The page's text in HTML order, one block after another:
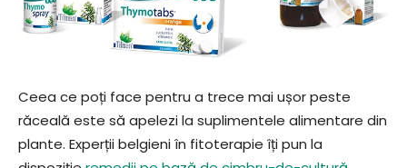
Ceea ce poți face pentru a trece mai ușor peste
răceală este să apelezi la suplimentele alimentare din
plante. Experții belgieni în fitoterapie îți pun la